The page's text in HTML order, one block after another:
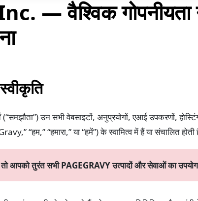
— वैश्विक गोपनीयता
उन सभी वेबसाइटों, अनुप्रयोगों, एआई उपकरणों,
“हम,” “हमारा,” या “हमें”) के स्वामित्व में हैं या संचालित होती
तुरंत सभी PAGEGRAVY उत्पादों और सेवाओं का उपयोग